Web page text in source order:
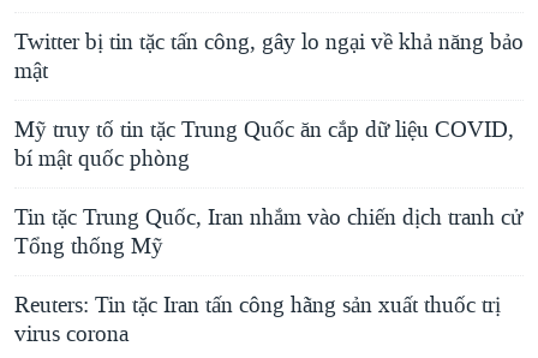
Twitter bị tin tặc tấn công, gây lo ngại về khả năng bảo
mật
Mỹ truy tố tin tặc Trung Quốc ăn cắp dữ liệu COVID,
bí mật quốc phòng
Tin tặc Trung Quốc, Iran nhắm vào chiến dịch tranh cử
Tổng thống Mỹ
Reuters: Tin tặc Iran tấn công hãng sản xuất thuốc trị
virus corona